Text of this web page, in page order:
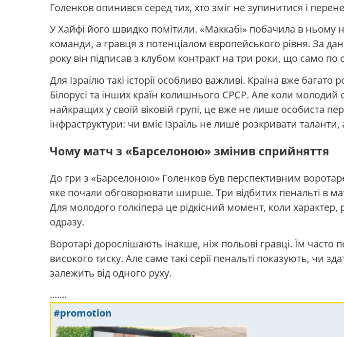
Голенков опинився серед тих, хто зміг не зупинитися і
У Хайфі його швидко помітили. «Маккабі» побачила в ньому
команди, а гравця з потенціалом європейського рівня. За
року він підписав з клубом контракт на три роки, що само по
Для Ізраїлю такі історії особливо важливі. Країна вже багато
Білорусі та інших країн колишнього СРСР. Але коли молодий
найкращих у своїй віковій групі, це вже не лише особиста
інфраструктури: чи вміє Ізраїль не лише розкривати таланти,
Чому матч з «Барселоною» змінив сприйняття
До гри з «Барселоною» Голенков був перспективним
яке почали обговорювати ширше. Три відбитих пенальті в
Для молодого голкіпера це рідкісний момент, коли характер,
одразу.
Воротарі дорослішають інакше, ніж польові гравці. Їм часто
високого тиску. Але саме такі серії пенальті показують, чи
залежить від одного руху.
.......
#promotion